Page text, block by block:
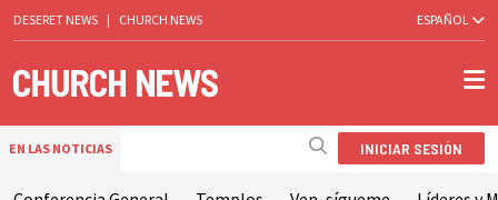
DESERET NEWS | CHURCH NEWS ESPAÑOL
EN LAS NOTICIAS INICIAR SESIÓN